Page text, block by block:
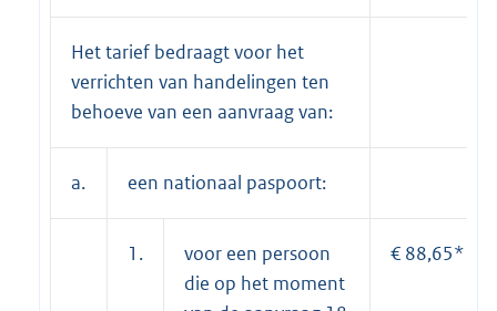
Het tarief bedraagt voor het
verrichten van handelingen ten
behoeve van een aanvraag van:
a. een nationaal paspoort:
1.
voor een persoon
die op het moment
€ 88,65*